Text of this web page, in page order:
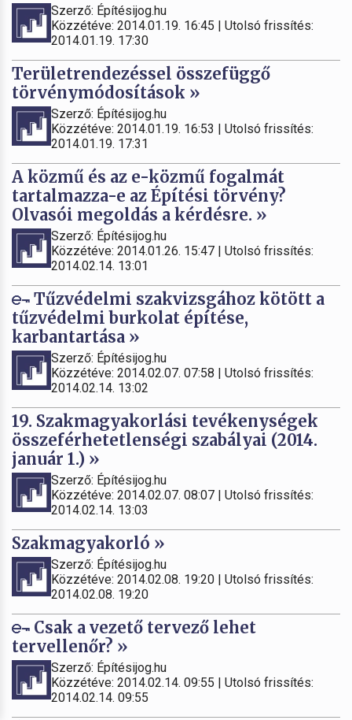
Szerző: Építésijog.hu
Közzétéve: 2014.01.19. 16:45 | Utolsó frissítés:
2014.01.19. 17:30
Területrendezéssel összefüggő
törvénymódosítások »
Szerző: Építésijog.hu
Közzétéve: 2014.01.19. 16:53 | Utolsó frissítés:
2014.01.19. 17:31
A közmű és az e-közmű fogalmát
tartalmazza-e az Építési törvény?
Olvasói megoldás a kérdésre. »
Szerző: Építésijog.hu
Közzétéve: 2014.01.26. 15:47 | Utolsó frissítés:
2014.02.14. 13:01
Tűzvédelmi szakvizsgához kötött a
tűzvédelmi burkolat építése,
karbantartása »
Szerző: Építésijog.hu
Közzétéve: 2014.02.07. 07:58 | Utolsó frissítés:
2014.02.14. 13:02
19. Szakmagyakorlási tevékenységek
összeférhetetlenségi szabályai (2014.
január 1.) »
Szerző: Építésijog.hu
Közzétéve: 2014.02.07. 08:07 | Utolsó frissítés:
2014.02.14. 13:03
Szakmagyakorló »
Szerző: Építésijog.hu
Közzétéve: 2014.02.08. 19:20 | Utolsó frissítés:
2014.02.08. 19:20
Csak a vezető tervező lehet
tervellenőr? »
Szerző: Építésijog.hu
Közzétéve: 2014.02.14. 09:55 | Utolsó frissítés:
2014.02.14. 09:55